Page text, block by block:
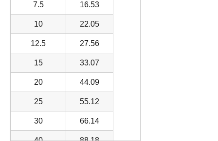
7.5 16.53
10 22.05
12.5 27.56
15 33.07
20 44.09
25 55.12
30 66.14